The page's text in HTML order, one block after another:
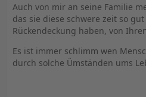
Auch von mir an seine Familie
das sie diese schwere zeit so
Rückendeckung haben, von
Es ist immer schlimm wen
durch solche Ümständen ums